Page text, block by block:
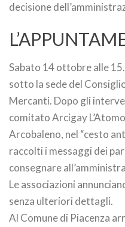
decisione
Sabato 14 ottobre alle
sotto la sede del
Mercanti. Dopo gli
comitato Arcigay
Arcobaleno, nel “cesto
raccolti i messaggi dei
consegnare
Le associazioni
senza ulteriori dettagli.
Al Comune di Piacenza